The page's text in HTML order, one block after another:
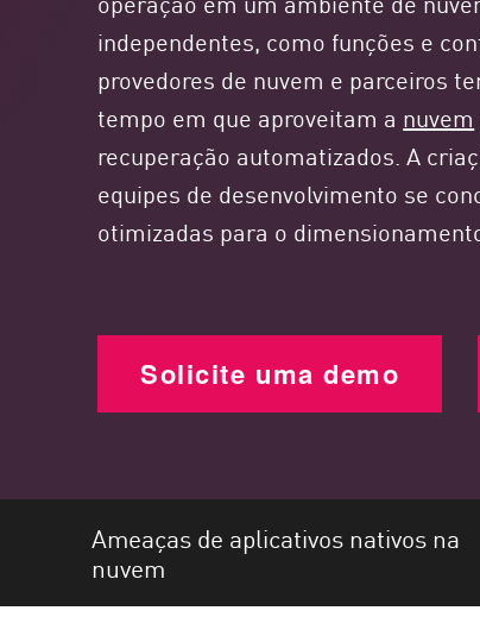
Endpoint
Pesquisar
SaaS
Inteligência de ameaça
Exposure Prioritization
IA do ThreatCloud
AI Red Teaming
AI Agent Security
Ver produtos de A a Z
independentes, como funções e
provedores de nuvem e parceiros
tempo em que aproveitam a nuvem
recuperação automatizados. A
equipes de desenvolvimento se
otimizadas para o
Solicite uma demo
Ameaças de aplicativos nativos na
nuvem